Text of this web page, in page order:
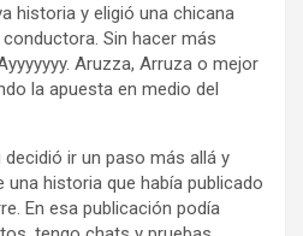
historia y eligió una chicana
Sin hacer más
Aruzza, Arruza o mejor
la apuesta en medio del
ir un paso más allá y
historia que había publicado
En esa publicación podía